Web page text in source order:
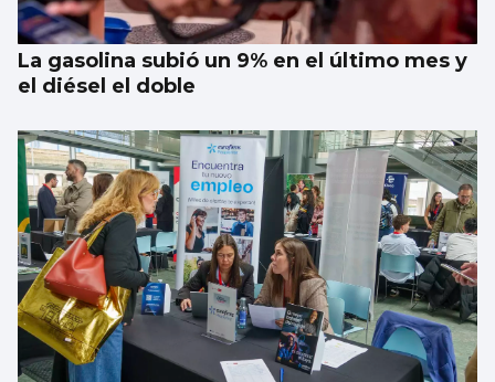
La gasolina subió un 9% en el último mes y
el diésel el doble